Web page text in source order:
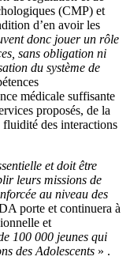
(CMP) et
d’en avoir les
donc jouer un rôle
sans obligation ni
du système de
médicale suffisante
proposés, de la
des interactions
et doit être
leurs missions de
au niveau des
porte et continuera à
et
100 000 jeunes qui
des Adolescents » .